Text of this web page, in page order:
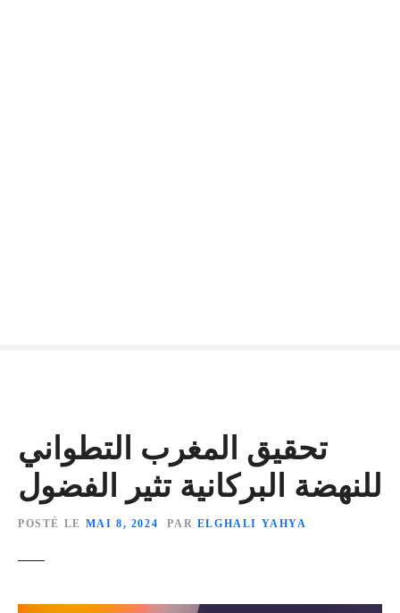
تحقيق المغرب التطواني
للنهضة البركانية تثير الفضول
POSTÉ LE MAI 8, 2024 PAR ELGHALI YAHYA